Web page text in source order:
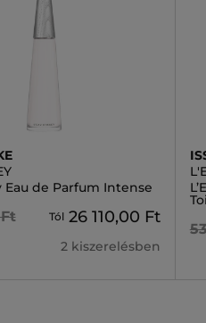
Eau de Parfum Intense
Tól 26 110,00 Ft
2 kiszerelésben